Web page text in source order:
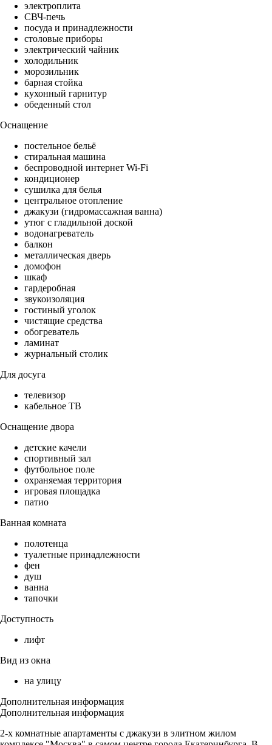
электроплита
СВЧ-печь
посуда и принадлежности
столовые приборы
электрический чайник
холодильник
морозильник
барная стойка
кухонный гарнитур
обеденный стол
Оснащение
постельное бельё
стиральная машина
беспроводной интернет Wi-Fi
кондиционер
сушилка для белья
центральное отопление
джакузи (гидромассажная ванна)
утюг с гладильной доской
водонагреватель
балкон
металлическая дверь
домофон
шкаф
гардеробная
звукоизоляция
гостиный уголок
чистящие средства
обогреватель
ламинат
журнальный столик
Для досуга
телевизор
кабельное ТВ
Оснащение двора
детские качели
спортивный зал
футбольное поле
охраняемая территория
игровая площадка
патио
Ванная комната
полотенца
туалетные принадлежности
фен
душ
ванна
тапочки
Доступность
лифт
Вид из окна
на улицу
Дополнительная информация
Дополнительная информация
2-х комнатные апартаменты с джакузи в элитном жилом